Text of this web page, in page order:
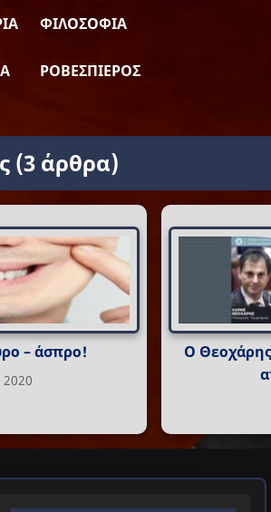
ΦΙΛΟΣΟΦΊΑ
ΡΟΒΕΣΠΙΈΡΟΣ
(3 άρθρα)
– άσπρο!
Ο